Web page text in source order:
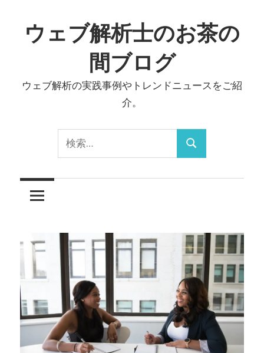
ン
へ
ウェブ解析士のお茶の
間ブログ
ウェブ解析の実践事例やトレンドニュースをご紹
介。
索:
検